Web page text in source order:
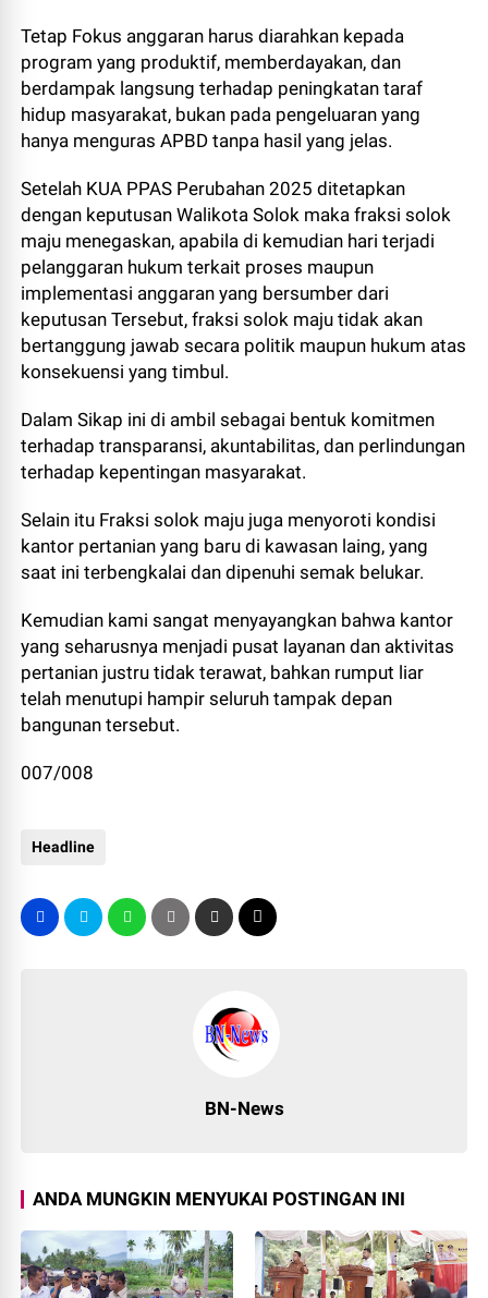
Tetap Fokus anggaran harus diarahkan kepada
program yang produktif, memberdayakan, dan
berdampak langsung terhadap peningkatan taraf
hidup masyarakat, bukan pada pengeluaran yang
hanya menguras APBD tanpa hasil yang jelas.
Setelah KUA PPAS Perubahan 2025 ditetapkan
dengan keputusan Walikota Solok maka fraksi solok
maju menegaskan, apabila di kemudian hari terjadi
pelanggaran hukum terkait proses maupun
implementasi anggaran yang bersumber dari
keputusan Tersebut, fraksi solok maju tidak akan
bertanggung jawab secara politik maupun hukum atas
konsekuensi yang timbul.
Dalam Sikap ini di ambil sebagai bentuk komitmen
terhadap transparansi, akuntabilitas, dan perlindungan
terhadap kepentingan masyarakat.
Selain itu Fraksi solok maju juga menyoroti kondisi
kantor pertanian yang baru di kawasan laing, yang
saat ini terbengkalai dan dipenuhi semak belukar.
Kemudian kami sangat menyayangkan bahwa kantor
yang seharusnya menjadi pusat layanan dan aktivitas
pertanian justru tidak terawat, bahkan rumput liar
telah menutupi hampir seluruh tampak depan
bangunan tersebut.
007/008
Headline
BN-News
ANDA MUNGKIN MENYUKAI POSTINGAN INI